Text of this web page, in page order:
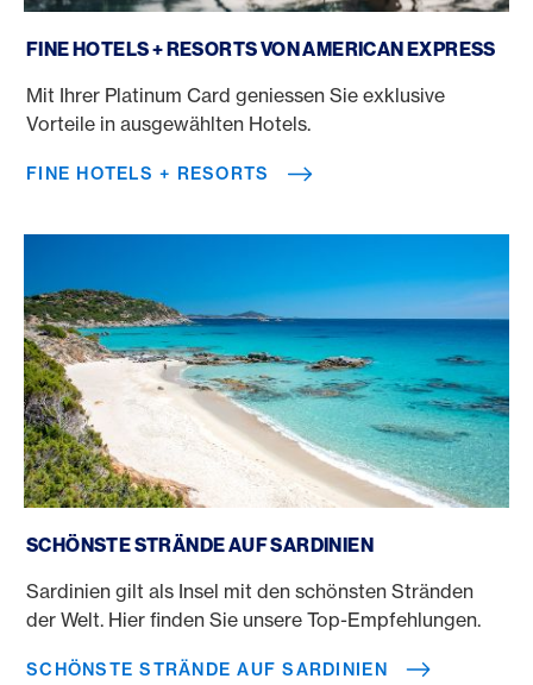
FINE HOTELS + RESORTS VON AMERICAN EXPRESS
Mit Ihrer Platinum Card geniessen Sie exklusive
Vorteile in ausgewählten Hotels.
FINE HOTELS + RESORTS
SCHÖNSTE STRÄNDE AUF SARDINIEN
Sardinien gilt als Insel mit den schönsten Stränden
der Welt. Hier finden Sie unsere Top-Empfehlungen.
SCHÖNSTE STRÄNDE AUF SARDINIEN